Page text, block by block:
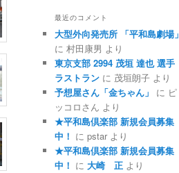
最近のコメント
大型外向発売所 「平和島劇場」
に 村田康男 より
東京支部 2994 茂垣 達也 選手
ラストラン に 茂垣朗子 より
予想屋さん「金ちゃん」
に ピ
ッコロさん より
★平和島倶楽部 新規会員募集
中！ に pstar より
★平和島倶楽部 新規会員募集
中！ に 大崎 正 より